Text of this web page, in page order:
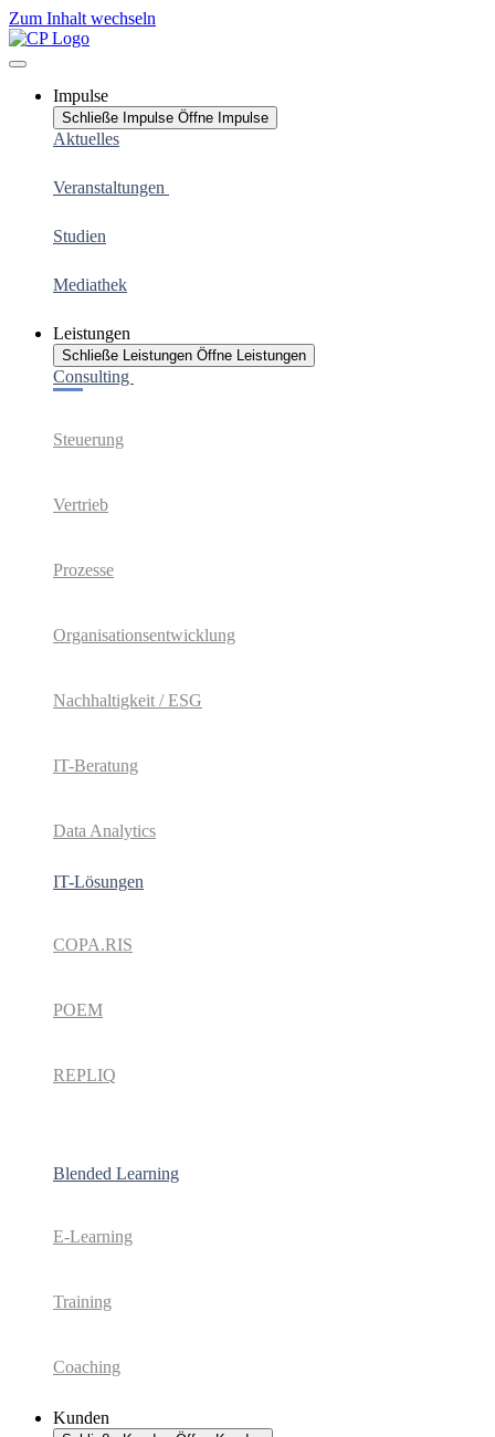
Zum Inhalt wechseln
Impulse
Schließe Impulse Öffne Impulse
Aktuelles
Veranstaltungen
Studien
Mediathek
Leistungen
Schließe Leistungen Öffne Leistungen
Consulting
Steuerung
Vertrieb
Prozesse
Organisationsentwicklung
Nachhaltigkeit / ESG
IT-Beratung
Data Analytics
IT-Lösungen
COPA.RIS
POEM
REPLIQ
Blended Learning
E-Learning
Training
Coaching
Kunden